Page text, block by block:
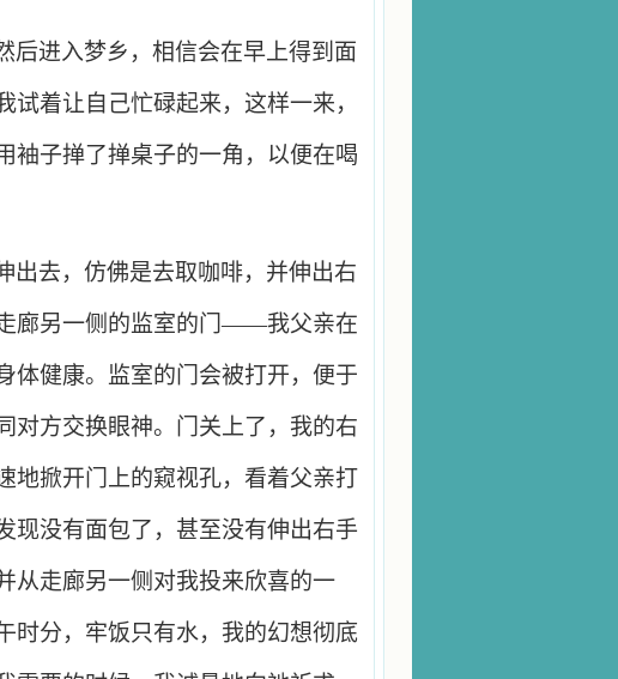
后进入梦乡，相信会在早上得到面
着让自己忙碌起来，这样一来，
袖子掸了掸桌子的一角，以便在喝
出去，仿佛是去取咖啡，并伸出右
廊另一侧的监室的门——我父亲在
体健康。监室的门会被打开，便于
对方交换眼神。门关上了，我的右
地掀开门上的窥视孔，看着父亲打
现没有面包了，甚至没有伸出右手
从走廊另一侧对我投来欣喜的一
时分，牢饭只有水，我的幻想彻底